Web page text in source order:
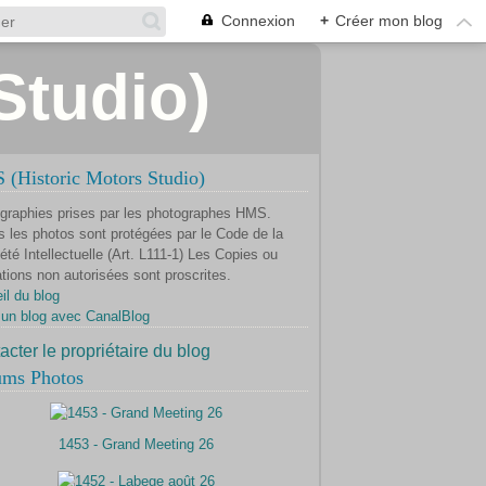
Connexion + Créer mon blog
(Historic Motors Studio)
prises par les photographes HMS.
les photos sont protégées par le Code de la
Intellectuelle (Art. L111-1) Les Copies ou
non autorisées sont proscrites.
du blog
blog avec CanalBlog
le propriétaire du blog
Photos
1453 - Grand Meeting 26